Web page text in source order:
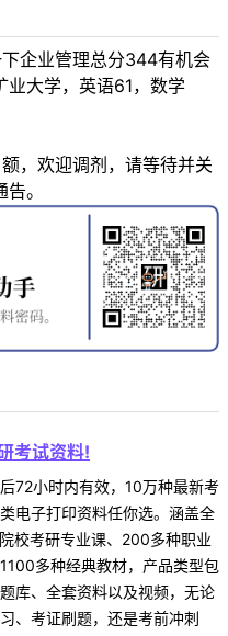
企业管理总分344有机会
业大学，英语61，数学
，欢迎调剂，请等待并关
。
考试资料!
72小时内有效，10万种最新考
电子打印资料任你选。涵盖全
校考研专业课、200多种职业
多种经典教材，产品类型包
库、全套资料以及视频，无论
、考证刷题，还是考前冲刺